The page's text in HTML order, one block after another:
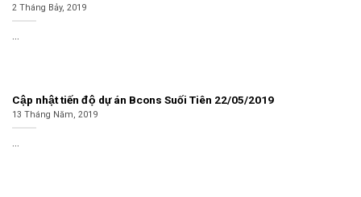
2 Tháng Bảy, 2019
Cập nhật tiến độ dự án Bcons Suối Tiên 22/05/2019
13 Tháng Năm, 2019